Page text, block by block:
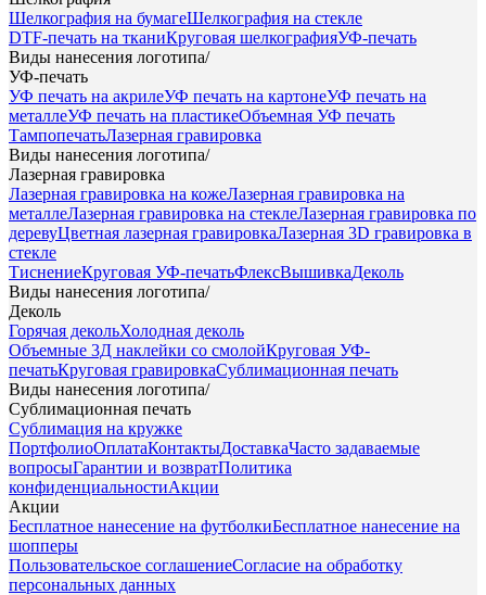
Шелкография на бумагеШелкография на стекле
DTF-печать на тканиКруговая шелкографияУФ-печать
Виды нанесения логотипа/
УФ-печать
УФ печать на акрилеУФ печать на картонеУФ печать на
металлеУФ печать на пластикеОбъемная УФ печать
ТампопечатьЛазерная гравировка
Виды нанесения логотипа/
Лазерная гравировка
Лазерная гравировка на кожеЛазерная гравировка на
металлеЛазерная гравировка на стеклеЛазерная гравировка по
деревуЦветная лазерная гравировкаЛазерная 3D гравировка в
стекле
ТиснениеКруговая УФ-печатьФлексВышивкаДеколь
Виды нанесения логотипа/
Деколь
Горячая декольХолодная деколь
Объемные 3Д наклейки со смолойКруговая УФ-
печатьКруговая гравировкаСублимационная печать
Виды нанесения логотипа/
Сублимационная печать
Сублимация на кружке
ПортфолиоОплатаКонтактыДоставкаЧасто задаваемые
вопросыГарантии и возвратПолитика
конфиденциальностиАкции
Акции
Бесплатное нанесение на футболкиБесплатное нанесение на
шопперы
Пользовательское соглашениеСогласие на обработку
персональных данных